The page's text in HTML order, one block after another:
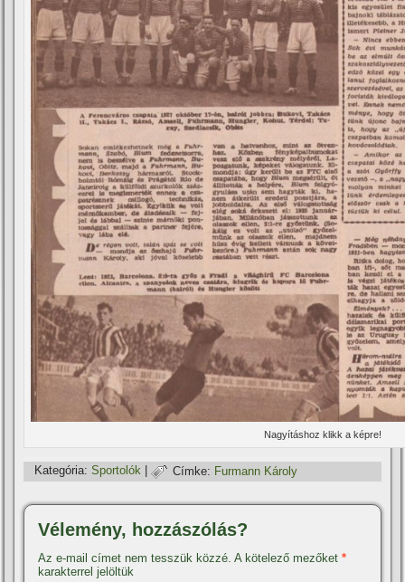
Nagyí­táshoz klikk a képre!
Kategória: Sportolók | Címke: Furmann Károly
Vélemény, hozzászólás?
Az e-mail címet nem tesszük közzé. A kötelező mezőket*
karakterrel jelöltük